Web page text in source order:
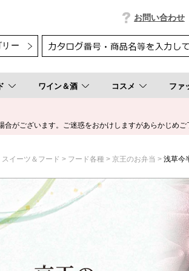
お問い合わせ
ワイン＆酒 コスメ ファ
がございます。ご迷惑をおかけしますがあらかじめご
スイーツ＆フード フード各種 京王のお弁当 浅草今